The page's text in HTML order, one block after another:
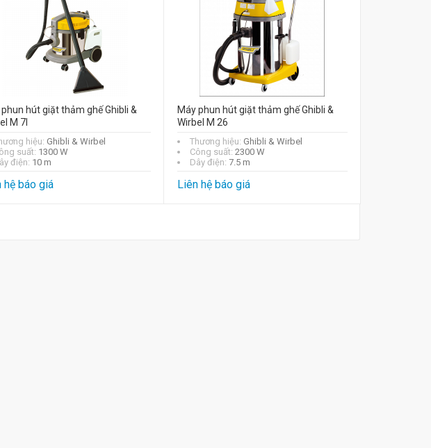
phun hút giặt thảm ghế Ghibli &
M 7I
hiệu: Ghibli & Wirbel
suất: 1300 W
điện: 10 m
hệ báo giá
Máy phun hút giặt thảm ghế Ghibli &
Wirbel M 26
Thương hiệu: Ghibli & Wirbel
Công suất: 2300 W
Dây điện: 7.5 m
Liên hệ báo giá